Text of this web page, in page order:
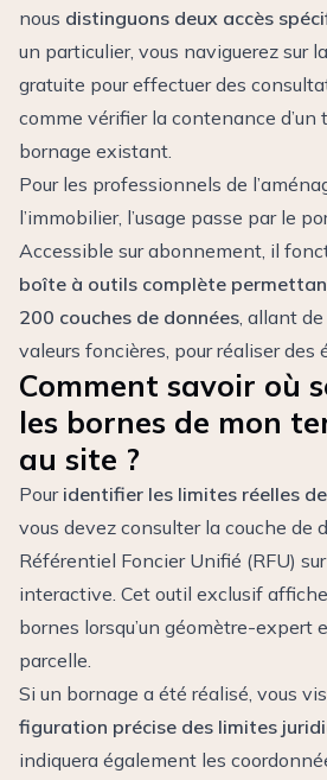
nous distinguons deux accès
un particulier, vous naviguerez sur
gratuite pour effectuer des
comme vérifier la contenance d’un
bornage existant.
Pour les professionnels de
l’immobilier, l’usage passe par le
Accessible sur abonnement, il
boîte à outils complète
200 couches de données, allant de
valeurs foncières, pour réaliser des
Comment savoir où
les bornes de mon
au site ?
Pour identifier les limites réelles
vous devez consulter la couche de
Référentiel Foncier Unifié (RFU)
interactive. Cet outil exclusif
bornes lorsqu’un géomètre-expert
parcelle.
Si un bornage a été réalisé, vous
figuration précise des limites
indiquera également les